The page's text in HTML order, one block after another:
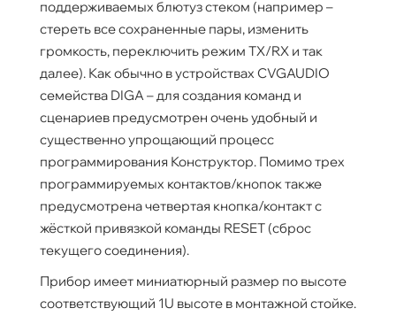
поддерживаемых блютуз стеком (например –
стереть все сохраненные пары, изменить
громкость, переключить режим TX/RX и так
далее). Как обычно в устройствах CVGAUDIO
семейства DIGA – для создания команд и
сценариев предусмотрен очень удобный и
существенно упрощающий процесс
программирования Конструктор. Помимо трех
программируемых контактов/кнопок также
предусмотрена четвертая кнопка/контакт с
жёсткой привязкой команды RESET (сброс
текущего соединения).
Прибор имеет миниатюрный размер по высоте
соответствующий 1U высоте в монтажной стойке.